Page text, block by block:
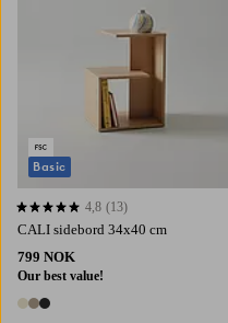
CALI sidebord 34x40 cm
799 NOK
Our best value!
3 farger
4,8 basert på 13 karaktergivninger
4,8 (13)
Basic